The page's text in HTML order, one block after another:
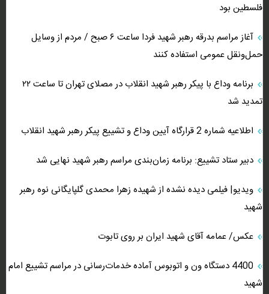
فلسطین بود
آغاز مراسم بدرقه رهبر شهید فردا ساعت ۶ صبح / مردم از وسایل
حمل‌ونقل عمومی استفاده کنند
برنامه وداع با پیکر رهبر شهید انقلاب در مصلای تهران تا ساعت ۲۲
تمدید شد
اطلاعیه شماره 2 قرارگاه آیین وداع و تشییع پیکر رهبر شهید انقلاب
دبیر ستاد تشییع: برنامه زمان‌بندی مراسم رهبر شهید نهایی شد
ویدیو| فیلمی دیده نشده از شهیده زهرا محمدی گلپایگانی نوه رهبر
شهید
عکس/ عمامه آقای شهید ایران بر روی تابوت
4400 دستگاه ون و اتوبوس آماده خدمات‌رسانی در مراسم تشییع امام
شهید